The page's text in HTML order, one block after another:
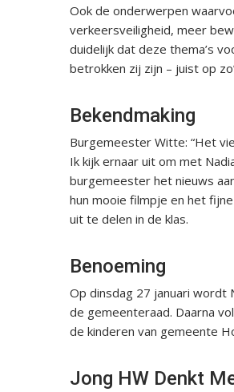
Ook de onderwerpen
verkeersveiligheid, meer
duidelijk dat deze thema’s
betrokken zij zijn – juist op
Bekendmaking
Burgemeester Witte: “Het
Ik kijk ernaar uit om met
burgemeester het nieuws
hun mooie filmpje en het
uit te delen in de klas.
Benoeming
Op dinsdag 27 januari
de gemeenteraad. Daarna
de kinderen van gemeente
Jong HW Denkt